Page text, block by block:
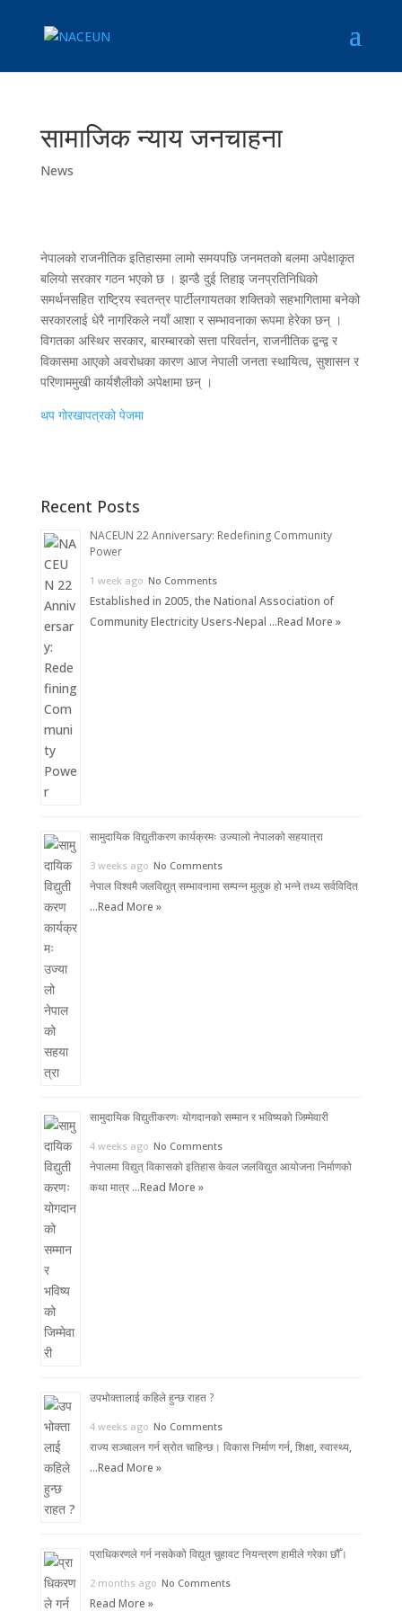
सामाजिक न्याय जनचाहना
News
नेपालको राजनीतिक इतिहासमा लामो समयपछि जनमतको बलमा अपेक्षाकृत
बलियो सरकार गठन भएको छ । झन्डै दुई तिहाइ जनप्रतिनिधिको
समर्थनसहित राष्ट्रिय स्वतन्त्र पार्टीलगायतका शक्तिको सहभागितामा बनेको
सरकारलाई धेरै नागरिकले नयाँ आशा र सम्भावनाका रूपमा हेरेका छन् ।
विगतका अस्थिर सरकार, बारम्बारको सत्ता परिवर्तन, राजनीतिक द्वन्द्व र
विकासमा आएको अवरोधका कारण आज नेपाली जनता स्थायित्व, सुशासन र
परिणाममुखी कार्यशैलीको अपेक्षामा छन् ।
थप गोरखापत्रको पेजमा
Recent Posts
NACEUN 22 Anniversary: Redefining Community
Power
1 week ago No Comments
Established in 2005, the National Association of
Community Electricity Users-Nepal …Read More »
सामुदायिक विद्युतीकरण कार्यक्रमः उज्यालो नेपालको सहयात्रा
3 weeks ago No Comments
नेपाल विश्वमै जलविद्युत् सम्भावनामा सम्पन्न मुलुक हो भन्ने तथ्य सर्वविदित
…Read More »
सामुदायिक विद्युतीकरणः योगदानको सम्मान र भविष्यको जिम्मेवारी
4 weeks ago No Comments
नेपालमा विद्युत् विकासको इतिहास केवल जलविद्युत आयोजना निर्माणको
कथा मात्र …Read More »
उपभोक्तालाई कहिले हुन्छ राहत ?
4 weeks ago No Comments
राज्य सञ्चालन गर्न स्रोत चाहिन्छ। विकास निर्माण गर्न, शिक्षा, स्वास्थ्य,
…Read More »
प्राधिकरणले गर्न नसकेको विद्युत चुहावट नियन्त्रण हामीले गरेका छौँ।
2 months ago No Comments
Read More »